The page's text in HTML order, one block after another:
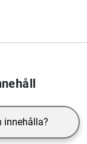
innehålla?